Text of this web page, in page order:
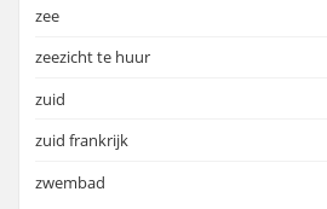
zee
zeezicht te huur
zuid
zuid frankrijk
zwembad